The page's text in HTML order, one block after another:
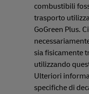
combustibili
trasporto
GoGreen Plus.
sia fisicamente
utilizzando
Ulteriori
specifiche di